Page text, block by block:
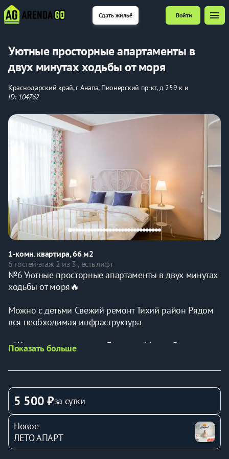
Сдать жильё Войти menu
Уютные просторные апартаменты в
двух минутах ходьбы от моря
Краснодарский край, г Анапа, Пионерский пр-кт, д 259 к и
ID: 104762
1-комн. квартира, 66 м2
6 гостей·этаж 2 из 3 , есть лифт
№6 Уютные просторные апартаменты в двух минутах
ходьбы от моря🔥
Можно с детьми Свежий ремонт Тихий район Рядом
вся необходимая инфраструктура
📍Квартира находится в Джемете. Между Витязево и
минуты пешком. Хороший пляж, можно арендовать
т.дРядом есть овощные и фруктовые лавки, магазины,
аптека, несколько столовых и кафе
☝️В квартире все удобства для проживания с
ребёнком! Есть детская кроватка, стульчик, горшок,
игрушки, книги
Показать больше
5 500 ₽за сутки
Новое
ЛЕТО АПАРТ